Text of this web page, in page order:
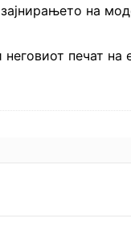
на
печат на